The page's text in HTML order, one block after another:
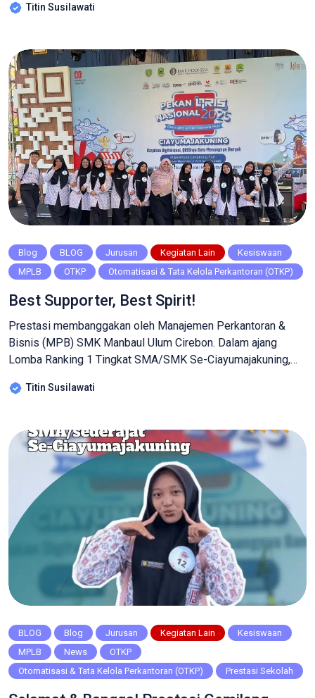
Kegiatan ini dirancang secara interaktif dan aplikatif,
juga langsung mempraktikkan materi yang diberikan.
Workshop ini menghadirkan pemateri Ibu Ikeu […]
Titin Susilawati
Blog BLOG Jurusan Kegiatan Lain
Kesiswaan
MPLB
OTKP Otomatisasi & Tata Kelola Perkantoran (OTKP)
Best Supporter, Best Spirit!
Prestasi membanggakan oleh Manajemen Perkantoran &
Bisnis (MPB) SMK Manbaul Ulum Cirebon. Dalam ajang
Lomba Ranking 1 Tingkat SMA/SMK Se-Ciayumajakuning,
Penghargaan ini menjadi bukti bahwa semangat,
begitu luar biasa. Sorak sorai yang penuh semangat, yel-yel
yang kompak, serta dukungan tanpa […]
Titin Susilawati
BLOG Blog Jurusan Kegiatan Lain
Kesiswaan
MPLB
News
OTKP
Otomatisasi & Tata Kelola Perkantoran (OTKP)
Prestasi Sekolah